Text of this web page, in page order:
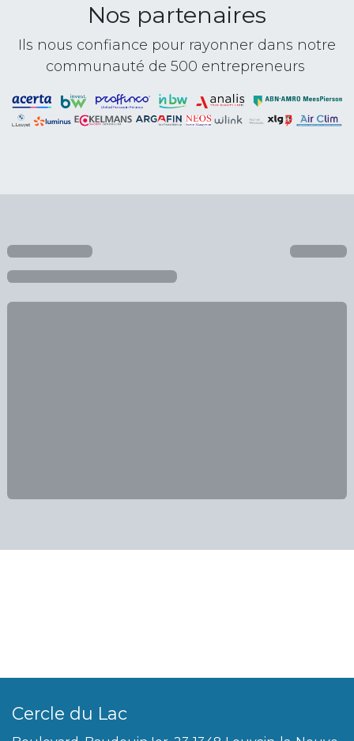
Nos partenaires
Ils nous confiance pour rayonner dans notre
communauté de 500 entrepreneurs
Cercle du Lac